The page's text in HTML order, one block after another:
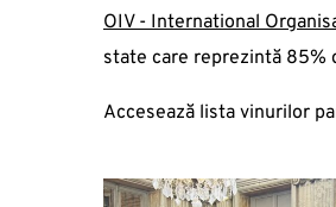
OIV - International
state care reprezintă 85%
Accesează lista vinurilor